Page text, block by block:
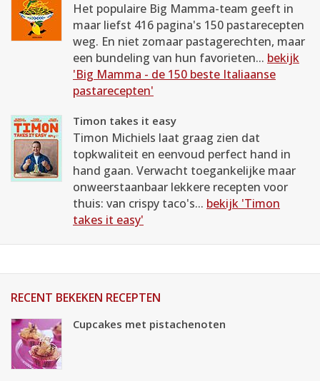
Het populaire Big Mamma-team geeft in
maar liefst 416 pagina's 150 pastarecepten
weg. En niet zomaar pastagerechten, maar
een bundeling van hun favorieten... bekijk
'Big Mamma - de 150 beste Italiaanse
pastarecepten'
Timon takes it easy
Timon Michiels laat graag zien dat
topkwaliteit en eenvoud perfect hand in
hand gaan. Verwacht toegankelijke maar
onweerstaanbaar lekkere recepten voor
thuis: van crispy taco's... bekijk 'Timon
takes it easy'
RECENT BEKEKEN RECEPTEN
Cupcakes met pistachenoten